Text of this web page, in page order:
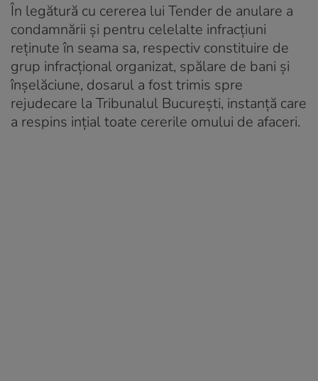
În legătură cu cererea lui Tender de anulare a
condamnării şi pentru celelalte infracţiuni
reţinute în seama sa, respectiv constituire de
grup infracţional organizat, spălare de bani şi
înşelăciune, dosarul a fost trimis spre
rejudecare la Tribunalul Bucureşti, instanţă care
a respins inţial toate cererile omului de afaceri.